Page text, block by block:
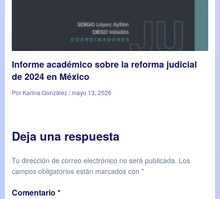
Informe académico sobre la reforma judicial
de 2024 en México
Por Karina González / mayo 13, 2026
Deja una respuesta
Tu dirección de correo electrónico no será publicada. Los
campos obligatorios están marcados con *
Comentario *